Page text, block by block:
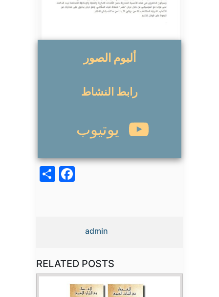
ألبوم الصور
رابط النشاط
يوتيوب
admin
RELATED POSTS